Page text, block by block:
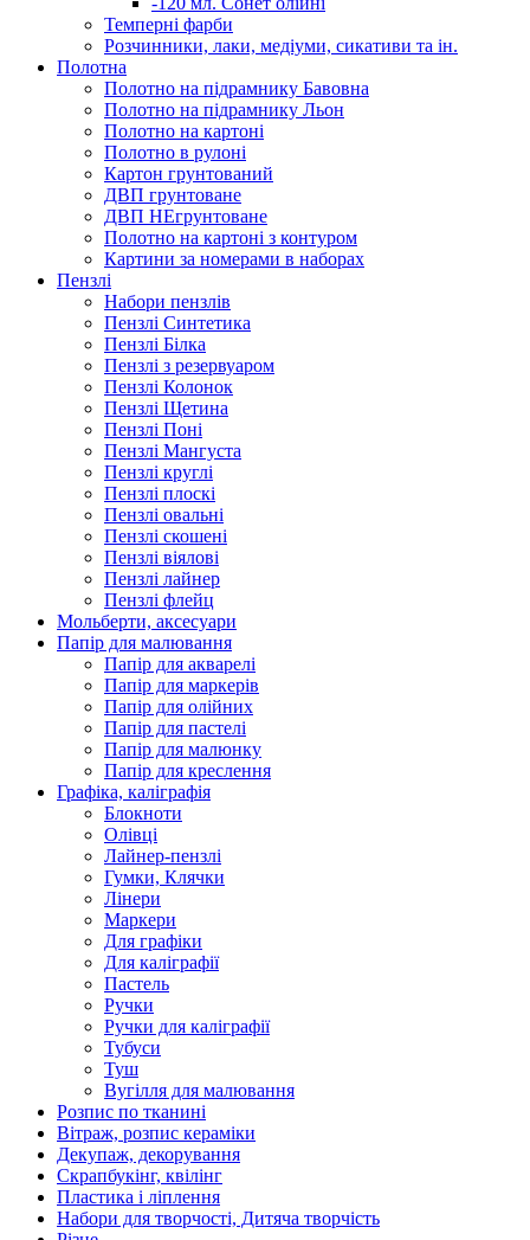
Темперні фарби
Розчинники, лаки, медіуми, сикативи та ін.
Полотна
Полотно на підрамнику Бавовна
Полотно на підрамнику Льон
Полотно на картоні
Полотно в рулоні
Картон грунтований
ДВП грунтоване
ДВП НЕгрунтоване
Полотно на картоні з контуром
Картини за номерами в наборах
Пензлі
Набори пензлів
Пензлі Синтетика
Пензлі Білка
Пензлі з резервуаром
Пензлі Колонок
Пензлі Щетина
Пензлі Поні
Пензлі Мангуста
Пензлі круглі
Пензлі плоскі
Пензлі овальні
Пензлі скошені
Пензлі віялові
Пензлі лайнер
Пензлі флейц
Мольберти, аксесуари
Папір для малювання
Папір для акварелі
Папір для маркерів
Папір для олійних
Папір для пастелі
Папір для малюнку
Папір для креслення
Графіка, каліграфія
Блокноти
Олівці
Лайнер-пензлі
Гумки, Клячки
Лінери
Маркери
Для графіки
Для каліграфії
Пастель
Ручки
Ручки для каліграфії
Тубуси
Туш
Вугілля для малювання
Розпис по тканині
Вітраж, розпис кераміки
Декупаж, декорування
Скрапбукінг, квілінг
Пластика і ліплення
Набори для творчості, Дитяча творчість